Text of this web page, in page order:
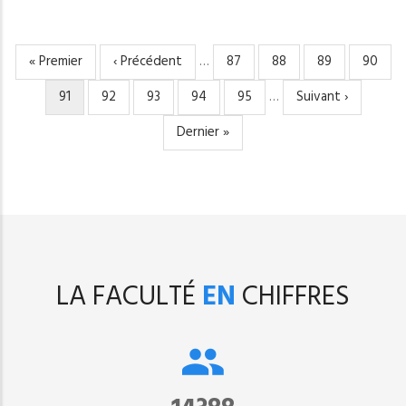
PAGINATION
Première
page
« Premier
Page
précédente
‹ Précédent … Page
87 Page
88 Page
89 Page
90
Page
courante
91 Page
92 Page
93 Page
94 Page
95 …
Page
suivante
Suivant ›
Dernière
page
Dernier »
LA FACULTÉ EN CHIFFRES